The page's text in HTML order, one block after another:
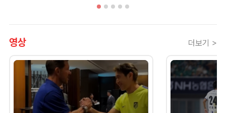
영상 더보기 >